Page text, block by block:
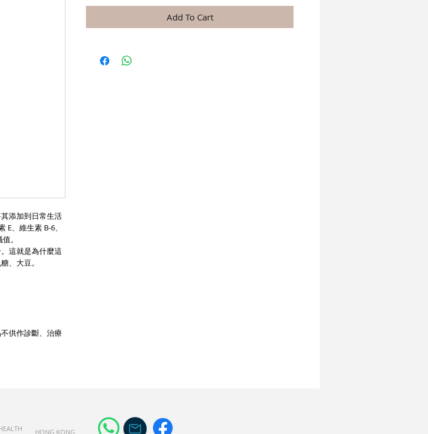
添加到日常生活
、維生素 B-6、
。
這就是為什麼這
、大豆。
供作診斷、治療
價
格
價
格
Add To Cart
​HONG KONG